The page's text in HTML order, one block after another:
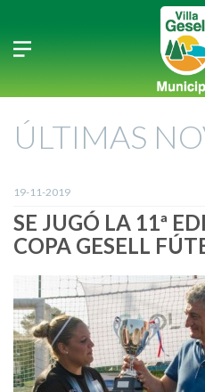
ÚLTIMAS
19-11-2019
SE JUGÓ LA 11ª
COPA GESELL